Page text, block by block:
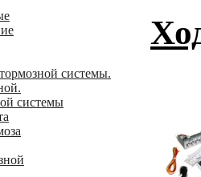
системы.
системы